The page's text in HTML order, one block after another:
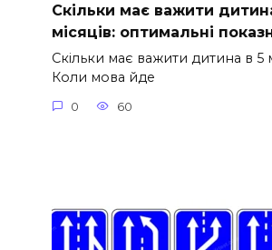
Скільки має важити
місяців: оптимальні
Скільки має важити дитина в 5
Коли мова йде
0 60